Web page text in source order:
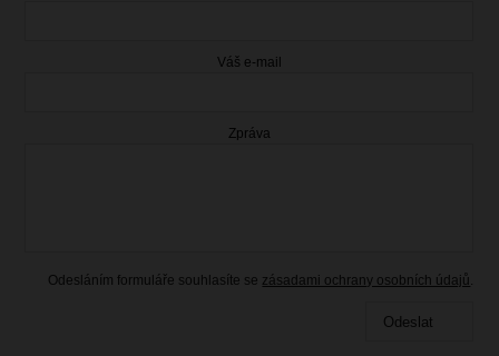
Dočasně nedostupné
Váš e-mail
Zpráva
Odesláním formuláře souhlasíte se zásadami ochrany osobních údajů.
Odeslat